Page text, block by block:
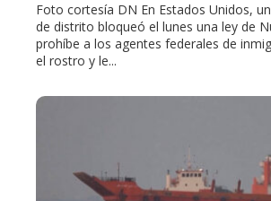
Foto cortesía DN En Estados Unidos,
de distrito bloqueó el lunes una ley de
prohíbe a los agentes federales de
el rostro y le...